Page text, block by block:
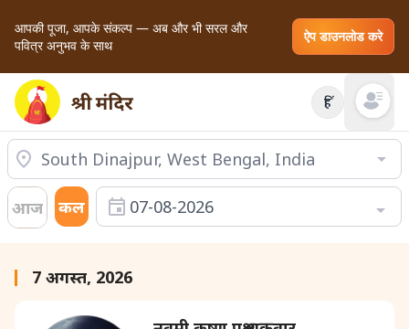
आपकी पूजा, आपके संकल्प — अब और भी सरल और
पवित्र अनुभव के साथ
ऐप डाउनलोड करे
हिं Open
आज कल 07-08-2026
7 अगस्त, 2026